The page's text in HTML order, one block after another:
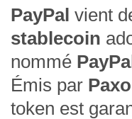
PayPal vient
stablecoin
nommé
Émis par
token est